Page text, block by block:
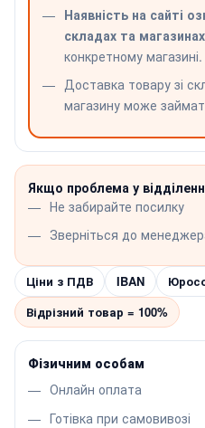
Наявність на сайті
складах та
конкретному магазині.
Доставка товару зі
магазину може
Якщо проблема у
Не забирайте посилку
Зверніться до
Ціни з ПДВ IBAN
Відрізний товар = 100%
Фізичним особам
Онлайн оплата
Готівка при самовивозі